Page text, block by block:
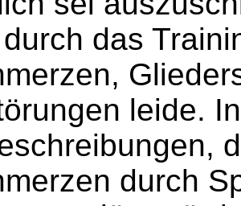
das
leide.
durch